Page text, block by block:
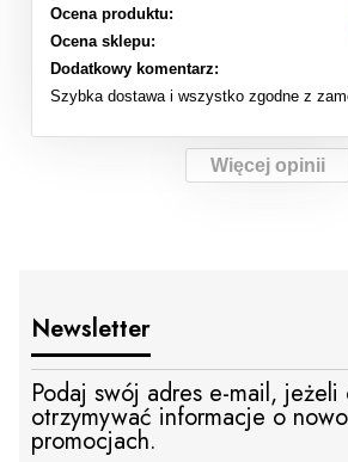
Ocena produktu:
Ocena sklepu:
Dodatkowy komentarz:
Szybka dostawa i wszystko zgodne z
Więcej opinii
Newsletter
Podaj swój adres e-mail, jeżeli
otrzymywać informacje o
promocjach.